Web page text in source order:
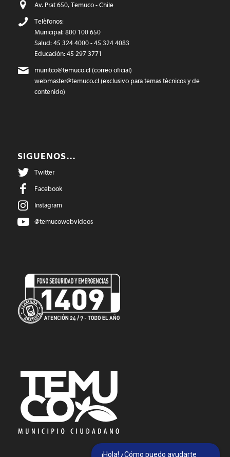
Av. Prat 650, Temuco - Chile
Teléfonos:
Municipal: 800 100 650
Salud: 45 324 4000 - 45 324 4083
Educación: 45 297 3771
munitco@temuco.cl(correo oficial)
webmaster@temuco.cl(exclusivo para temas técnicos y de
contenido)
SIGUENOS…
Twitter
Facebook
Instagram
@temucowebvideos
¡Hola! ¿Cómo puedo ayudarte